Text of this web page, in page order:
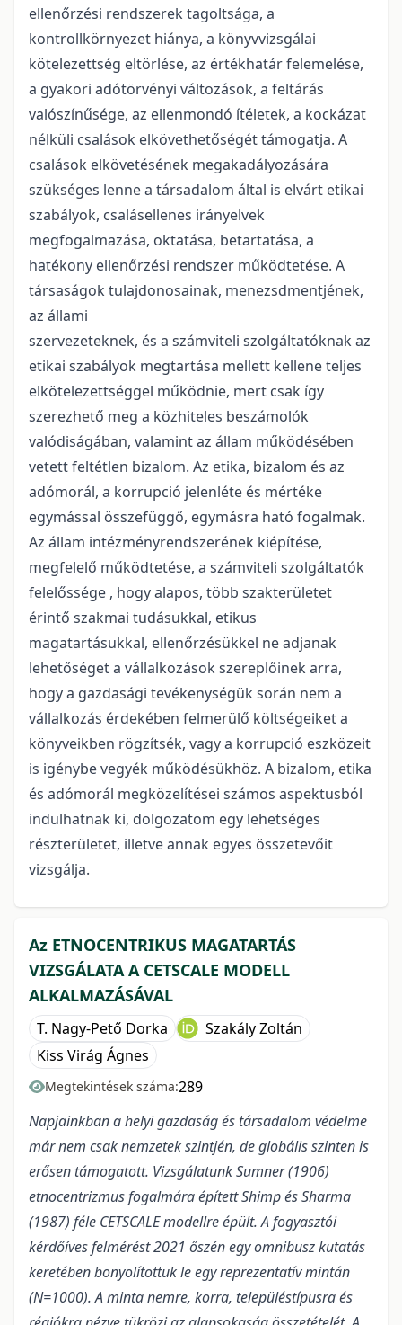
ellenőrzési rendszerek tagoltsága, a
kontrollkörnyezet hiánya, a könyvvizsgálai
kötelezettség eltörlése, az értékhatár felemelése,
a gyakori adótörvényi változások, a feltárás
valószínűsége, az ellenmondó ítéletek, a kockázat
nélküli csalások elkövethetőségét támogatja. A
csalások elkövetésének megakadályozására
szükséges lenne a társadalom által is elvárt etikai
szabályok, csalásellenes irányelvek
megfogalmazása, oktatása, betartatása, a
hatékony ellenőrzési rendszer működtetése. A
társaságok tulajdonosainak, menezsdmentjének,
az állami
szervezeteknek, és a számviteli szolgáltatóknak az
etikai szabályok megtartása mellett kellene teljes
elkötelezettséggel működnie, mert csak így
szerezhető meg a közhiteles beszámolók
valódiságában, valamint az állam működésében
vetett feltétlen bizalom. Az etika, bizalom és az
adómorál, a korrupció jelenléte és mértéke
egymással összefüggő, egymásra ható fogalmak.
Az állam intézményrendszerének kiépítése,
megfelelő működtetése, a számviteli szolgáltatók
felelőssége , hogy alapos, több szakterületet
érintő szakmai tudásukkal, etikus
magatartásukkal, ellenőrzésükkel ne adjanak
lehetőséget a vállalkozások szereplőinek arra,
hogy a gazdasági tevékenységük során nem a
vállalkozás érdekében felmerülő költségeiket a
könyveikben rögzítsék, vagy a korrupció eszközeit
is igénybe vegyék működésükhöz. A bizalom, etika
és adómorál megközelítései számos aspektusból
indulhatnak ki, dolgozatom egy lehetséges
részterületet, illetve annak egyes összetevőit
vizsgálja.
Az ETNOCENTRIKUS MAGATARTÁS
VIZSGÁLATA A CETSCALE MODELL
ALKALMAZÁSÁVAL
T. Nagy-Pető Dorka
Szakály Zoltán
Kiss Virág Ágnes
Megtekintések száma:289
Napjainkban a helyi gazdaság és társadalom védelme
már nem csak nemzetek szintjén, de globális szinten is
erősen támogatott. Vizsgálatunk Sumner (1906)
etnocentrizmus fogalmára épített Shimp és Sharma
(1987) féle CETSCALE modellre épült. A fogyasztói
kérdőíves felmérést 2021 őszén egy omnibusz kutatás
keretében bonyolítottuk le egy reprezentatív mintán
(N=1000). A minta nemre, korra, településtípusra és